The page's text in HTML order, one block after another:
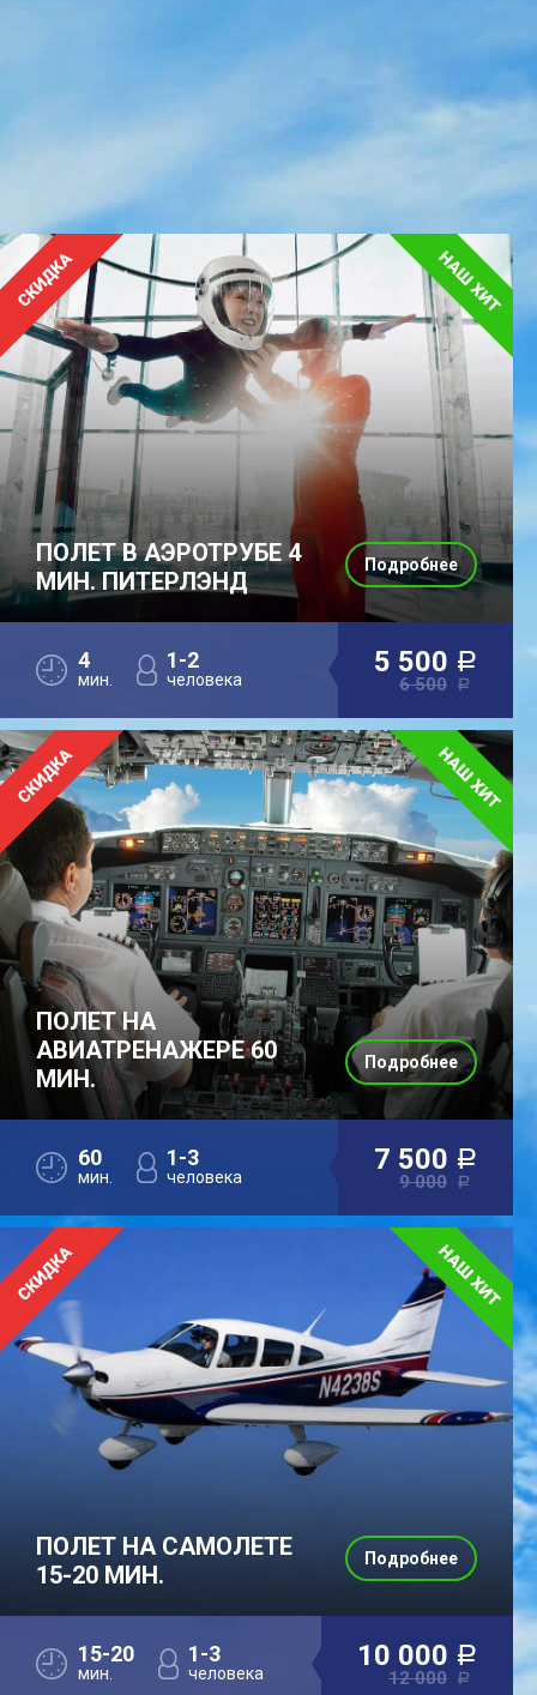
ПОЛЕТ В АЭРОТРУБЕ 4
МИН. ПИТЕРЛЭНД
4
мин.
1-2
человека
5 500 a
6 500 a
Подробнее
ПОЛЕТ НА
АВИАТРЕНАЖЕРЕ 60
МИН.
60
мин.
1-3
человека
7 500 a
9 000 a
Подробнее
ПОЛЕТ НА САМОЛЕТЕ
15-20 МИН.
15-20
мин.
1-3
человека
10 000 a
12 000 a
Подробнее